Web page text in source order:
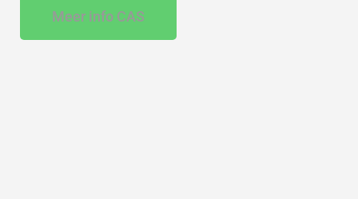
Meer info CAS